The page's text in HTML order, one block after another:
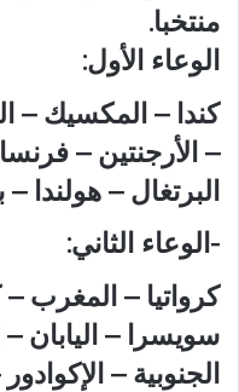
منتخبا.
الوعاء الأول:
كندا – المكسيك –
– الأرجنتين –
البرتغال – هولندا –
-الوعاء الثاني:
كرواتيا – المغرب
سويسرا – اليابان
الجنوبية –